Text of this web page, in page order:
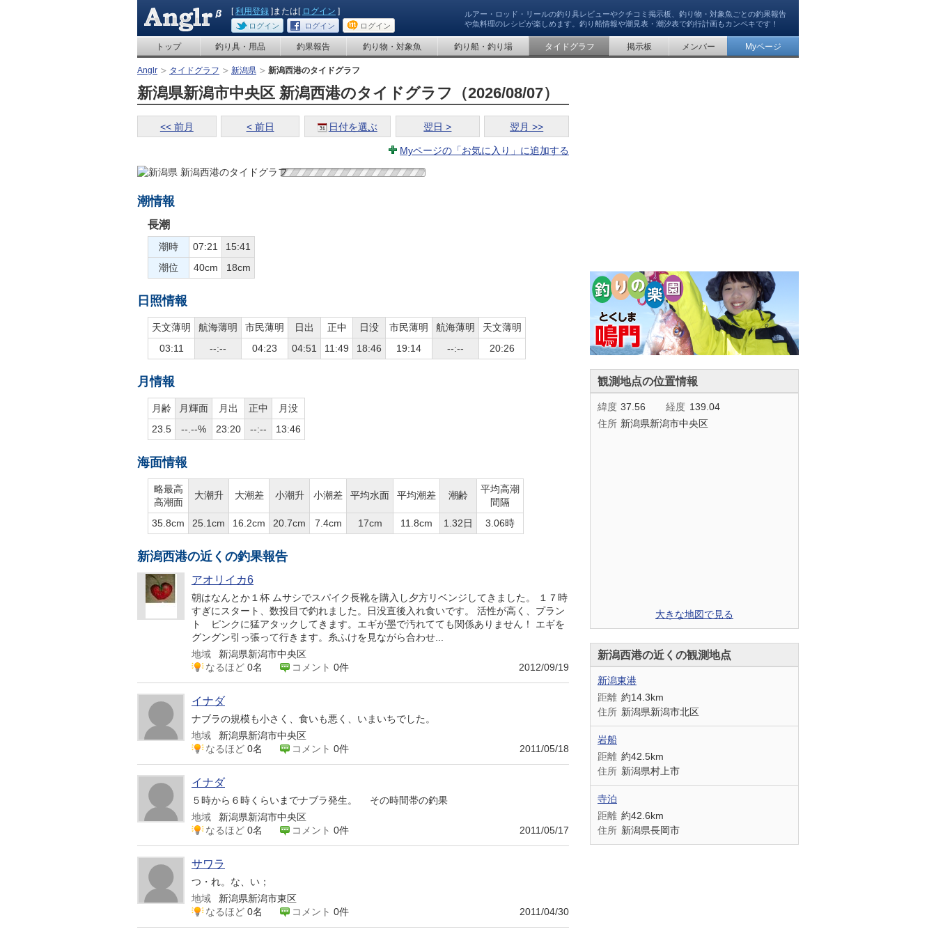
ルアー・ロッド・リールの釣り具レビューやクチコミ掲示板、釣り物・対象魚ごとの釣果報告
や魚料理のレシピが楽しめます。釣り船情報や潮見表・潮汐表で釣行計画もカンペキです！
[利用登録 ]または[ ログイン ]
ログイン ログイン ログイン
トップ 釣り具・用品 釣果報告 釣り物・対象魚 釣り船・釣り場 タイドグラフ 掲示板 メンバー Myページ
Anglr タイドグラフ 新潟県 新潟西港のタイドグラフ
新潟県新潟市中央区 新潟西港のタイドグラフ（2026/08/07）
<< 前月 < 前日 日付を選ぶ 翌月 >>
翌日 >
Myページの「お気に入り」に追加する
潮情報
長潮
潮時 07:21
15:41
潮位
40cm 18cm
日照情報
天文薄明 航海薄明 市民薄明 日出 正中 日没 市民薄明 航海薄明
天文薄明
03:11
--:-- 04:23 04:51 11:49 18:46 19:14 --:-- 20:26
月情報
月齢 月輝面 月出 正中
月没
23.5
--.--% 23:20 --:-- 13:46
海面情報
略最高
高潮面
大潮升 大潮差 小潮升 小潮差 平均水面 平均潮差 潮齢
平均高潮
間隔
35.8cm
25.1cm 16.2cm 20.7cm 7.4cm 17cm 11.8cm 1.32日 3.06時
新潟西港の近くの釣果報告
アオリイカ6
朝はなんとか１杯 ムサシでスパイク長靴を購入し夕方リベンジしてきました。 １７時
すぎにスタート、数投目で釣れました。日没直後入れ食いです。 活性が高く、プラン
ト ピンクに猛アタックしてきます。エギが墨で汚れてても関係ありません！ エギを
グングン引っ張って行きます。糸ふけを見ながら合わせ...
地域
新潟県新潟市中央区
なるほど 0名 コメント 0件 2012/09/19
イナダ
ナブラの規模も小さく、食いも悪く、いまいちでした。
地域
新潟県新潟市中央区
なるほど 0名 コメント 0件 2011/05/18
イナダ
５時から６時くらいまでナブラ発生。 その時間帯の釣果
地域
新潟県新潟市中央区
なるほど 0名 コメント 0件 2011/05/17
サワラ
つ・れ。な、い；
地域
新潟県新潟市東区
なるほど 0名 コメント 0件 2011/04/30
観測地点の位置情報
緯度 37.56 経度 139.04
住所 新潟県新潟市中央区
大きな地図で見る
新潟西港の近くの観測地点
新潟東港
距離 約14.3km
住所 新潟県新潟市北区
岩船
距離 約42.5km
住所 新潟県村上市
寺泊
距離 約42.6km
住所 新潟県長岡市